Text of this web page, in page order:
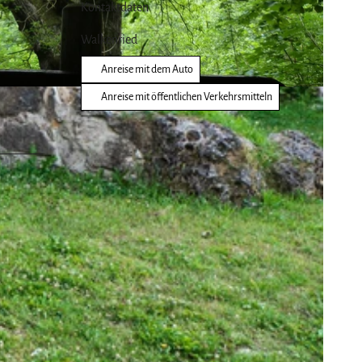
Kontaktdaten
Walkenried
Anreise mit dem Auto
Anreise mit öffentlichen Verkehrsmitteln